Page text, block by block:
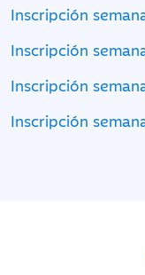
Inscripción
Inscripción
Inscripción
Inscripción